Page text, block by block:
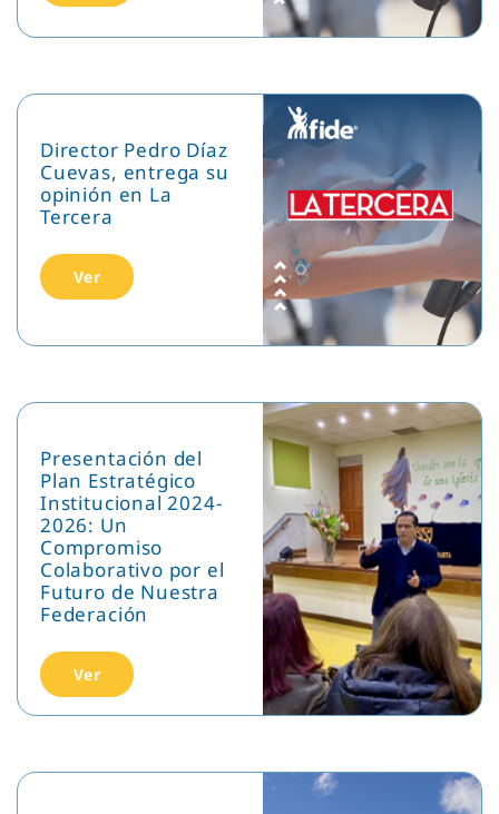
Director Pedro Díaz
Cuevas, entrega su
opinión en La
Tercera
Ver
Presentación del
Plan Estratégico
Institucional 2024-
2026: Un
Compromiso
Colaborativo por el
Futuro de Nuestra
Federación
Ver